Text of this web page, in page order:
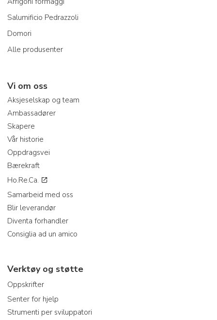
Salumificio Pedrazzoli
Domori
Alle produsenter
Vi om oss
Aksjeselskap og team
Ambassadører
Skapere
Vår historie
Oppdragsvei
Bærekraft
Ho.Re.Ca.
Samarbeid med oss
Blir leverandør
Diventa forhandler
Consiglia ad un amico
Verktøy og støtte
Oppskrifter
Senter for hjelp
Strumenti per sviluppatori